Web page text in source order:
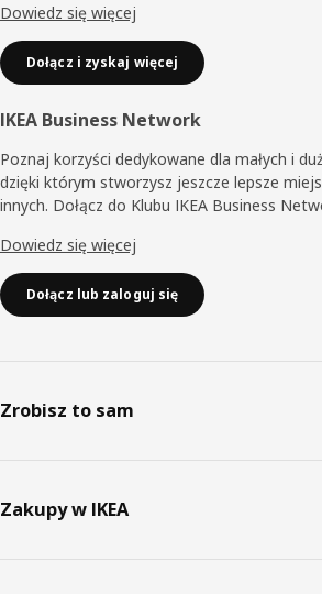
Dowiedz się więcej
Dołącz i zyskaj więcej
IKEA Business Network
Poznaj korzyści dedykowane dla małych i
dzięki którym stworzysz jeszcze lepsze
innych. Dołącz do Klubu IKEA Business
Dowiedz się więcej
Dołącz lub zaloguj się
Zrobisz to sam
Zakupy w IKEA